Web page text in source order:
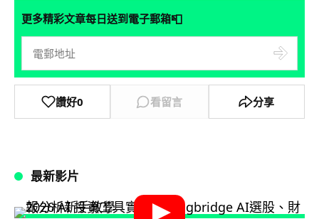
更多精彩文章每日送到電子郵箱📮
讚好0 看留言 分享
最新影片